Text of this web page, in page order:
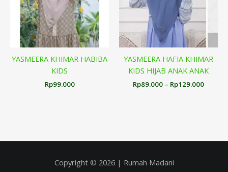
YASMEERA KHIMAR HABIBA
KIDS
Rp99.000
YASMEERA HAFIA KHIMAR
KIDS HIJAB ANAK ANAK
Rp89.000 – Rp129.000
Copyright © 2026 | Rumah Madani